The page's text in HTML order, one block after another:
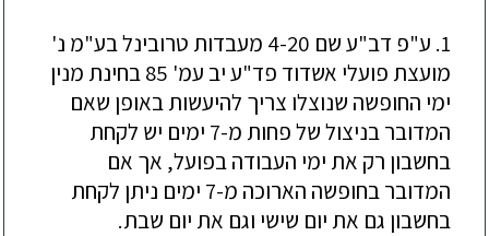
1. ע"פ דב"ע שם 4-20 מעבדות טרובינל בע"מ נ'
מועצת פועלי אשדוד פד"ע יב עמ' 85 בחינת מנין
ימי החופשה שנוצלו צריך להיעשות באופן שאם
המדובר בניצול של פחות מ-7 ימים יש לקחת
בחשבון רק את ימי העבודה בפועל, אך אם
המדובר בחופשה הארוכה מ-7 ימים ניתן לקחת
בחשבון גם את יום שישי וגם את יום שבת.